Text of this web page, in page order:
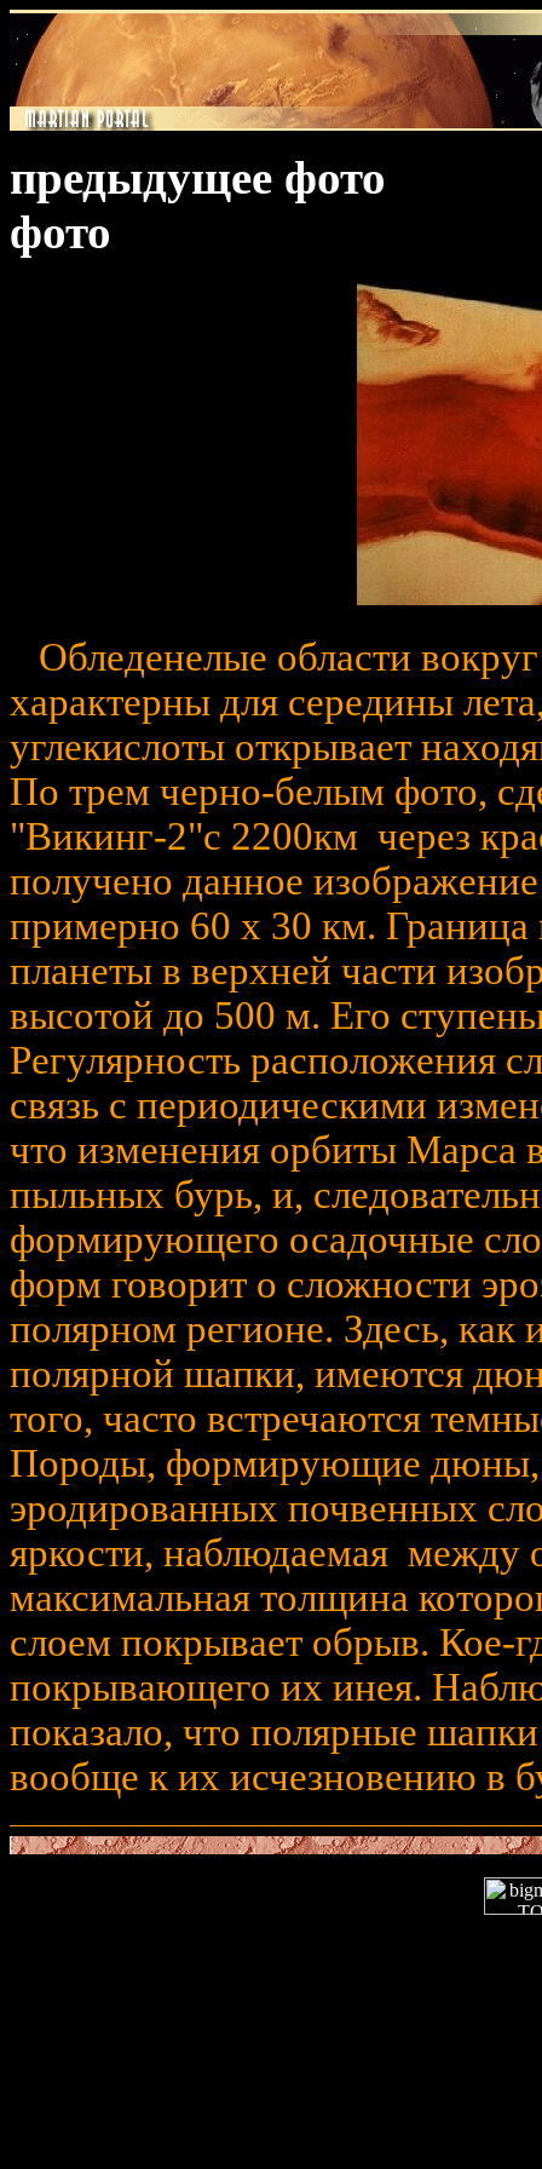
предыдущее фото
фото
Обледенелые области
характерны для середины
углекислоты открывает
По трем черно-белым фото,
"Викинг-2"с 2200км через
получено данное
примерно 60 x 30 км.
планеты в верхней части
высотой до 500 м. Его
Регулярность расположения
связь с периодическими
что изменения орбиты Марса
пыльных бурь, и,
формирующего осадочные
форм говорит о сложности
полярном регионе. Здесь, как
полярной шапки, имеются
того, часто встречаются
Породы, формирующие дюны,
эродированных почвенных
яркости, наблюдаемая
максимальная толщина
слоем покрывает обрыв. Кое-
покрывающего их инея.
показало, что полярные
вообще к их исчезновению в